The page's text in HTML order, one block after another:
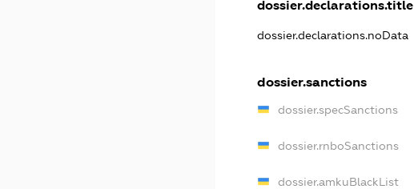
dossier.declarations.title
dossier.declarations.noData
dossier.sanctions
dossier.specSanctions
dossier.rnboSanctions
dossier.amkuBlackList